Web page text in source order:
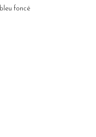
foncé